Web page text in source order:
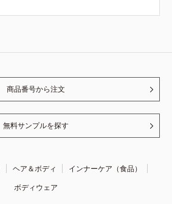
商品番号から注文
無料サンプルを探す
ヘア＆ボディ
インナーケア（食品）
ボディウェア